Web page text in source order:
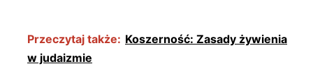
Przeczytaj także: Koszerność: Zasady żywienia
w judaizmie